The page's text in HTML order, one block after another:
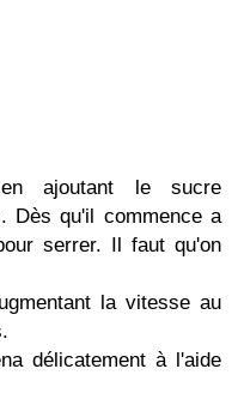
ajoutant le sucre
Dès qu'il commence a
serrer. Il faut qu'on
la vitesse au
délicatement à l'aide